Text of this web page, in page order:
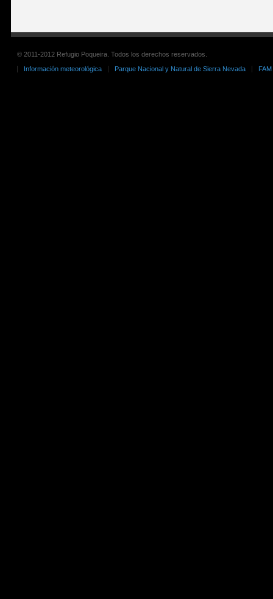
© 2011-2012 Refugio Poqueira. Todos los derechos reservados.
Información meteorológica
Parque Nacional y Natural de Sierra Nevada FAM